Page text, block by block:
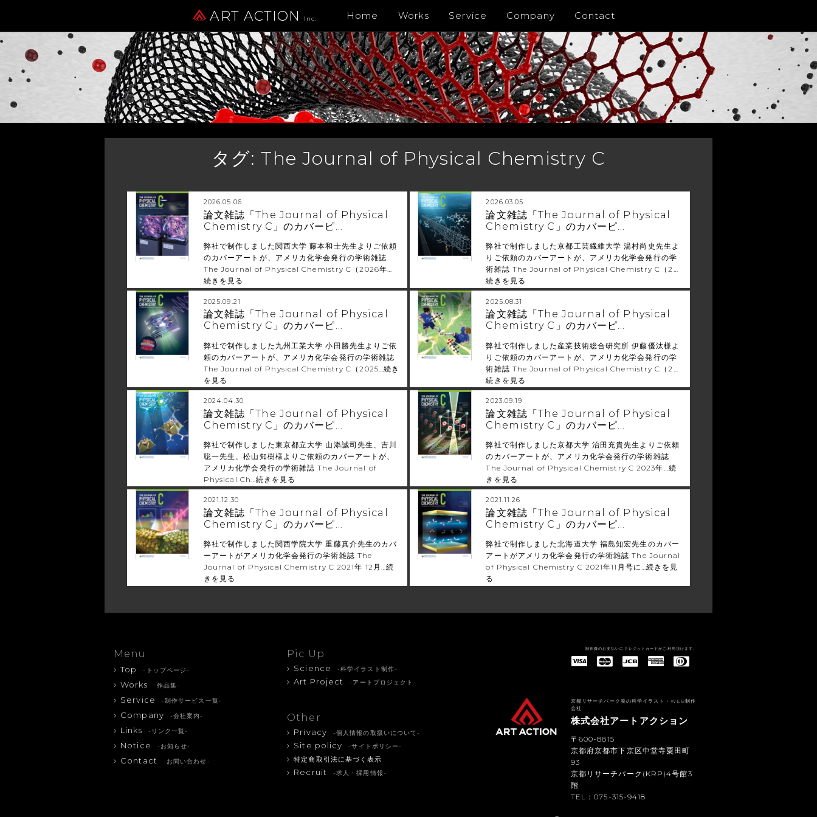
ART ACTION Inc. Home Works Service Company Contact
タグ:The Journal of Physical Chemistry C
2026.05.06
論文雑誌「The Journal of Physical
Chemistry C」のカバーピ…
弊社で制作しました関西大学 藤本和士先生よりご依頼
のカバーアートが、アメリカ化学会発行の学術雑誌
The Journal of Physical Chemistry C（2026年…
続きを見る
2026.03.05
論文雑誌「The Journal of Physical
Chemistry C」のカバーピ…
弊社で制作しました京都工芸繊維大学 湯村尚史先生よ
りご依頼のカバーアートが、アメリカ化学会発行の学
術雑誌 The Journal of Physical Chemistry C（2…
続きを見る
2025.09.21
論文雑誌「The Journal of Physical
Chemistry C」のカバーピ…
弊社で制作しました九州工業大学 小田勝先生よりご依
頼のカバーアートが、アメリカ化学会発行の学術雑誌
The Journal of Physical Chemistry C（2025… 続き
を見る
2025.08.31
論文雑誌「The Journal of Physical
Chemistry C」のカバーピ…
弊社で制作しました産業技術総合研究所 伊藤優汰様よ
りご依頼のカバーアートが、アメリカ化学会発行の学
術雑誌 The Journal of Physical Chemistry C（2…
続きを見る
2024.04.30
論文雑誌「The Journal of Physical
Chemistry C」のカバーピ…
弊社で制作しました東京都立大学 山添誠司先生、吉川
聡一先生、松山知樹様よりご依頼のカバーアートが、
アメリカ化学会発行の学術雑誌 The Journal of
Physical Ch…続きを見る
2023.09.19
論文雑誌「The Journal of Physical
Chemistry C」のカバーピ…
弊社で制作しました京都大学 治田充貴先生よりご依頼
のカバーアートが、アメリカ化学会発行の学術雑誌
The Journal of Physical Chemistry C 2023年… 続
きを見る
2021.12.30
論文雑誌「The Journal of Physical
Chemistry C」のカバーピ…
弊社で制作しました関西学院大学 重藤真介先生のカバ
ーアートがアメリカ化学会発行の学術雑誌 The
Journal of Physical Chemistry C 2021年 12月…続
きを見る
2021.11.26
論文雑誌「The Journal of Physical
Chemistry C」のカバーピ…
弊社で制作しました北海道大学 福島知宏先生のカバー
アートがアメリカ化学会発行の学術雑誌 The Journal
of Physical Chemistry C 2021年11月号に…続きを見
る
Menu
Top -トップページ-
Works -作品集-
Service -制作サービス一覧-
Company -会社案内-
Links -リンク一覧-
Notice -お知らせ-
Contact -お問い合わせ-
Pic Up
Science -科学イラスト制作-
Art Project -アートプロジェクト-
Other
Privacy -個人情報の取扱いについて-
Site policy
-サイトポリシー-
特定商取引法に基づく表示
Recruit -求人・採用情報-
制作費のお支払いにクレジットカードがご利用頂けます。
京都リサーチパーク発の科学イラスト・WEB制作
会社
株式会社アートアクション
〒600-8815
京都府京都市下京区中堂寺粟田町
93
京都リサーチパーク(KRP)4号館3
階
TEL：075-315-9418